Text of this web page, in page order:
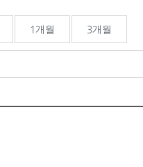
1개월 3개월